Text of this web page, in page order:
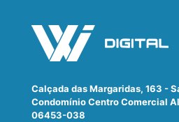
Calçada das Margaridas, 163 -
Condomínio Centro Comercial
06453-038